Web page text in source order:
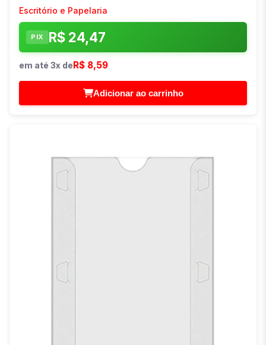
Escritório e Papelaria
PIX R$ 24,47
em até 3x de R$ 8,59
Adicionar ao carrinho